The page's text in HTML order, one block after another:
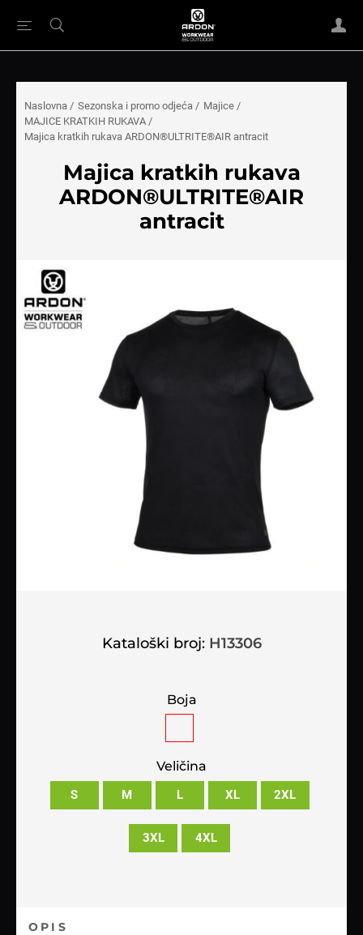
Naslovna / Sezonska i promo odjeća / Majice /
MAJICE KRATKIH RUKAVA /
Majica kratkih rukava ARDON®ULTRITE®AIR antracit
Majica kratkih rukava
ARDON®ULTRITE®AIR
antracit
Kataloški broj: H13306
Boja
Veličina
S M L XL 2XL
3XL 4XL
OPIS